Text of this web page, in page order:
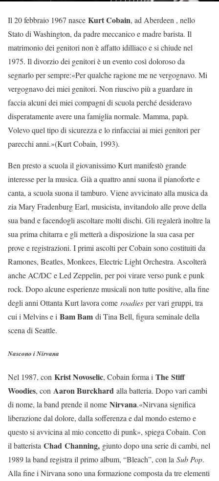
Il 20 febbraio 1967 nasce Kurt Cobain, ad Aberdeen , nello
Stato di Washington, da padre meccanico e madre barista. Il
matrimonio dei genitori non è affatto idilliaco e si chiude nel
1975. Il divorzio dei genitori è un evento così doloroso da
segnarlo per sempre:«Per qualche ragione me ne vergognavo. Mi
vergognavo dei miei genitori. Non riuscivo più a guardare in
faccia alcuni dei miei compagni di scuola perché desideravo
disperatamente avere una famiglia normale. Mamma, papà.
Volevo quel tipo di sicurezza e lo rinfacciai ai miei genitori per
parecchi anni.»(Kurt Cobain, 1993).
Ben presto a scuola il giovanissimo Kurt manifestò grande
interesse per la musica. Già a quattro anni suona il pianoforte e
canta, a scuola suona il tamburo. Viene avvicinato alla musica da
zia Mary Fradenburg Earl, musicista, invitandolo alle prove della
sua band e facendogli ascoltare molti dischi. Gli regalerà inoltre la
sua prima chitarra e gli metterà a disposizione la sua casa per
prove e registrazioni. I primi ascolti per Cobain sono costituiti da
Ramones, Beatles, Monkees, Electric Light Orchestra. Ascolterà
anche AC/DC e Led Zeppelin, per poi virare verso punk e punk
rock. Dopo alcune esperienze musicali non tutte positive, alla fine
degli anni Ottanta Kurt lavora come roadies per vari gruppi, tra
cui i Melvins e i Bam Bam di Tina Bell, figura seminale della
scena di Seattle.
Nascono i Nirvana
Nel 1987, con Krist Novoselic, Cobain forma i The Stiff
Woodies, con Aaron Burckhard alla batteria. Dopo vari cambi
di nome, la band prende il nome Nirvana.«Nirvana significa
liberazione dal dolore, dalla sofferenza e dal mondo esterno e
questo si avvicina al mio concetto di punk», spiega Cobain. Con
il batterista Chad Channing, giunto dopo una serie di cambi, nel
1989 la band registra il primo album, “Bleach”, con la Sub Pop.
Alla fine i Nirvana sono una formazione composta da tre elementi